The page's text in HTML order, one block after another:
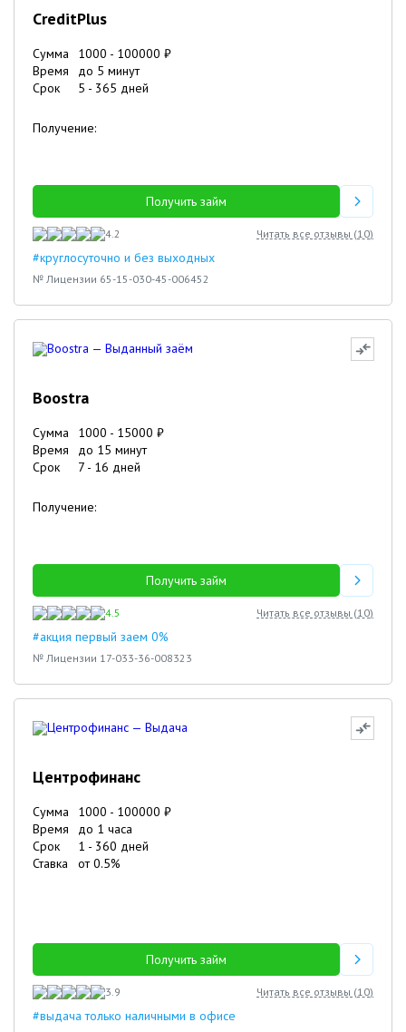
CreditPlus
Сумма 1000 - 100000 ₽
Время
до 5 минут
Срок
5 - 365 дней
Получение:
Получить займ
4.2 Читать все отзывы (10)
#круглосуточно и без выходных
№ Лицензии 65-15-030-45-006452
Boostra
Сумма 1000 - 15000 ₽
Время
до 15 минут
Срок
7 - 16 дней
Получение:
Получить займ
4.5 Читать все отзывы (10)
#акция первый заем 0%
№ Лицензии 17-033-36-008323
Центрофинанс
Сумма 1000 - 100000 ₽
Время
до 1 часа
Срок
1 - 360 дней
Ставка
от0.5%
Получить займ
3.9 Читать все отзывы (10)
#выдача только наличными в офисе